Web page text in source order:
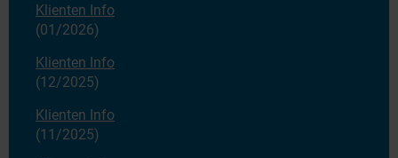
Klienten Info
(01/2026)
Klienten Info
(12/2025)
Klienten Info
(11/2025)